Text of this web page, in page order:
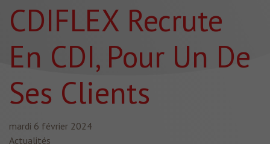
CDIFLEX Recrute
En CDI, Pour Un De
Ses Clients
mardi 6 février 2024
Actualités